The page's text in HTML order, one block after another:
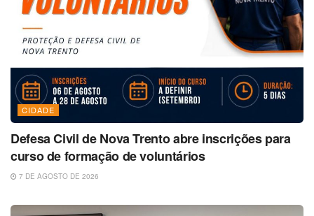
CIDADE
Defesa Civil de Nova Trento abre inscrições para
curso de formação de voluntários
7 DE AGOSTO DE 2026